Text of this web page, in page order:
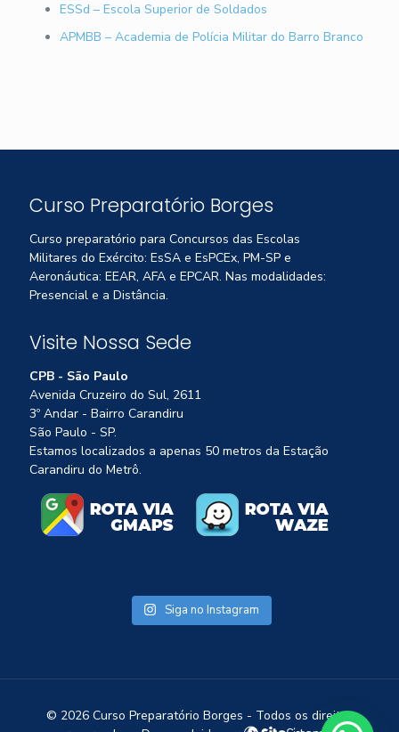
ESSd – Escola Superior de Soldados
APMBB – Academia de Polícia Militar do Barro Branco
Curso Preparatório Borges
Curso preparatório para Concursos das Escolas
Militares do Exército: EsSA e EsPCEx, PM-SP e
Aeronáutica: EEAR, AFA e EPCAR. Nas modalidades:
Presencial e a Distância.
Visite Nossa Sede
CPB - São Paulo
Avenida Cruzeiro do Sul, 2611
3º Andar - Bairro Carandiru
São Paulo - SP.
Estamos localizados a apenas 50 metros da Estação
Carandiru do Metrô.
Siga no Instagram
© 2026 Curso Preparatório Borges - Todos os direitos